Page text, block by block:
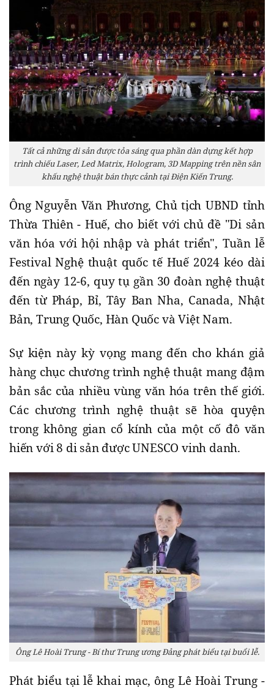
Tất cả những di sản được tỏa sáng qua phần dàn dựng kết hợp
trình chiếu Laser, Led Matrix, Hologram, 3D Mapping trên nền sân
khấu nghệ thuật bán thực cảnh tại Điện Kiến Trung.
Ông Nguyễn Văn Phương, Chủ tịch UBND tỉnh
Thừa Thiên - Huế, cho biết với chủ đề "Di sản
văn hóa với hội nhập và phát triển", Tuần lễ
Festival Nghệ thuật quốc tế Huế 2024 kéo dài
đến ngày 12-6, quy tụ gần 30 đoàn nghệ thuật
đến từ Pháp, Bỉ, Tây Ban Nha, Canada, Nhật
Bản, Trung Quốc, Hàn Quốc và Việt Nam.
Sự kiện này kỳ vọng mang đến cho khán giả
hàng chục chương trình nghệ thuật mang đậm
bản sắc của nhiều vùng văn hóa trên thế giới.
Các chương trình nghệ thuật sẽ hòa quyện
trong không gian cổ kính của một cố đô văn
hiến với 8 di sản được UNESCO vinh danh.
Ông Lê Hoài Trung - Bí thư Trung ương Đảng phát biểu tại buổi lễ.
Phát biểu tại lễ khai mạc, ông Lê Hoài Trung -